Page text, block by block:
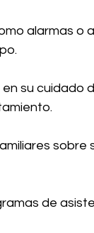
alarmas o
su cuidado
de